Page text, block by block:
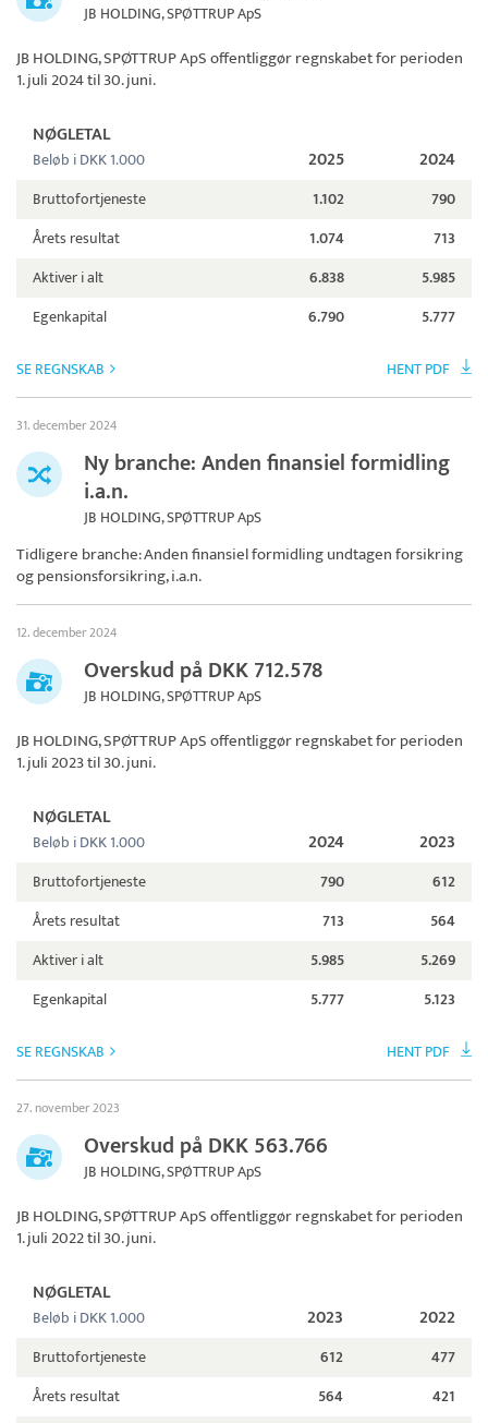
JB HOLDING, SPØTTRUP ApS
JB HOLDING, SPØTTRUP ApSoffentliggør regnskabet for perioden
1. juli 2024 til 30. juni.
NØGLETAL
Beløb i DKK 1.000 2025 2024
Bruttofortjeneste 1.102
790
Årets resultat
1.074
713
Aktiver i alt
6.838
5.985
Egenkapital
6.790 5.777
SE REGNSKAB HENT PDF
31. december 2024
Ny branche: Anden finansiel formidling
i.a.n.
JB HOLDING, SPØTTRUP ApS
Tidligere branche: Anden finansiel formidling undtagen forsikring
og pensionsforsikring, i.a.n.
12. december 2024
Overskud på DKK 712.578
JB HOLDING, SPØTTRUP ApS
JB HOLDING, SPØTTRUP ApSoffentliggør regnskabet for perioden
1. juli 2023 til 30. juni.
NØGLETAL
Beløb i DKK 1.000 2024 2023
Bruttofortjeneste 790
612
Årets resultat
713
564
Aktiver i alt
5.985
5.269
Egenkapital
5.777 5.123
SE REGNSKAB HENT PDF
27. november 2023
Overskud på DKK 563.766
JB HOLDING, SPØTTRUP ApS
JB HOLDING, SPØTTRUP ApSoffentliggør regnskabet for perioden
1. juli 2022 til 30. juni.
NØGLETAL
Beløb i DKK 1.000 2023 2022
Bruttofortjeneste 612
477
Årets resultat
564 421